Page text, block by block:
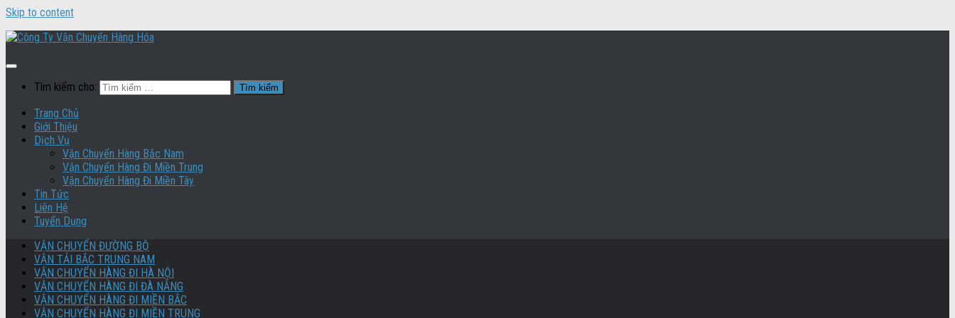
Skip to content
Tìm kiếm cho:
Trang Chủ
Giới Thiệu
Dịch Vụ
Vận Chuyển Hàng Bắc Nam
Vận Chuyển Hàng Đi Miền Trung
Vận Chuyển Hàng Đi Miền Tây
Tin Tức
Liên Hệ
Tuyển Dụng
VẬN CHUYỂN ĐƯỜNG BỘ
VẬN TẢI BẮC TRUNG NAM
VẬN CHUYỂN HÀNG ĐI HÀ NỘI
VẬN CHUYỂN HÀNG ĐI ĐÀ NẴNG
VẬN CHUYỂN HÀNG ĐI MIỀN BẮC
VẬN CHUYỂN HÀNG ĐI MIỀN TRUNG